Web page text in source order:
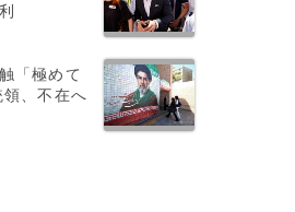
「極めて
、不在へ